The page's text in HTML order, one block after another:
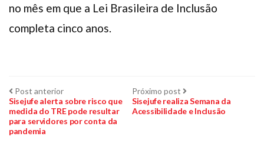
no mês em que a Lei Brasileira de Inclusão
completa cinco anos.
Navegação
de
Post
Post anteriorPost
anterior:
Sisejufe alerta sobre risco que
medida do TRE pode resultar
para servidores por conta da
pandemia
Próximo post Próximo
post:
Sisejufe realiza Semana da
Acessibilidade e Inclusão